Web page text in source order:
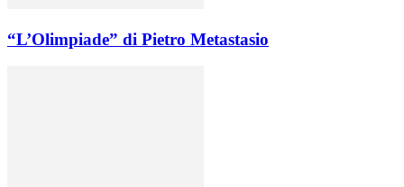
“L’Olimpiade” di Pietro Metastasio